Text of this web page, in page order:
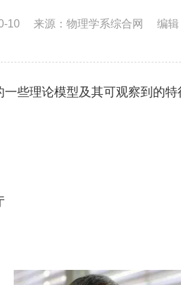
10 来源：物理学系综合网 编辑
些理论模型及其可观察到的特